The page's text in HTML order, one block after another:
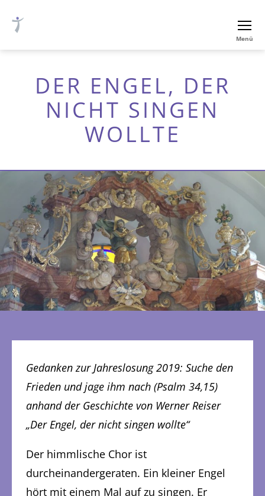
luth.
Nürnberg
Menü
DER ENGEL, DER
NICHT SINGEN
WOLLTE
Gedanken zur Jahreslosung 2019: Suche den
Frieden und jage ihm nach (Psalm 34,15)
anhand der Geschichte von Werner Reiser
„Der Engel, der nicht singen wollte“
Der himmlische Chor ist
durcheinandergeraten. Ein kleiner Engel
hört mit einem Mal auf zu singen. Er